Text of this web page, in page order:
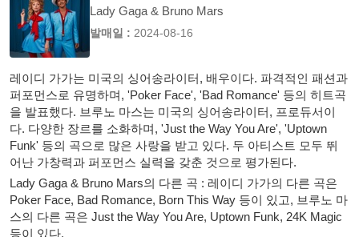
Lady Gaga & Bruno Mars
발매일 : 2024-08-16
레이디 가가는 미국의 싱어송라이터, 배우이다. 파격적인 패션과
퍼포먼스로 유명하며, 'Poker Face', 'Bad Romance' 등의 히트곡
을 발표했다. 브루노 마스는 미국의 싱어송라이터, 프로듀서이
다. 다양한 장르를 소화하며, 'Just the Way You Are', 'Uptown
Funk' 등의 곡으로 많은 사랑을 받고 있다. 두 아티스트 모두 뛰
어난 가창력과 퍼포먼스 실력을 갖춘 것으로 평가된다.
Lady Gaga & Bruno Mars의 다른 곡 : 레이디 가가의 다른 곡은
Poker Face, Bad Romance, Born This Way 등이 있고, 브루노 마
스의 다른 곡은 Just the Way You Are, Uptown Funk, 24K Magic
등이 있다.